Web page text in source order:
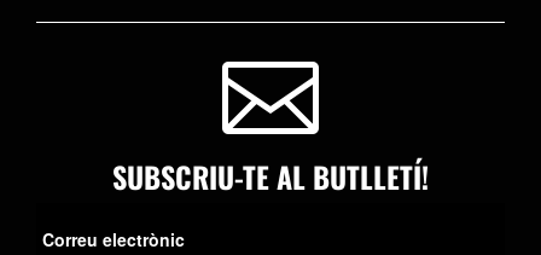

SUBSCRIU-TE AL BUTLLETÍ!